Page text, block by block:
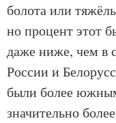
болота или
но процент этот
даже ниже, чем в
России и
были более
значительно